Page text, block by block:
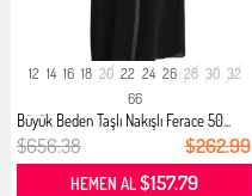
12 14 16 18 20 22 24 26 28 30 32
66
Büyük Beden Taşlı Nakışlı Ferace 50...
$656.38 $262.99
HEMEN AL$157.79